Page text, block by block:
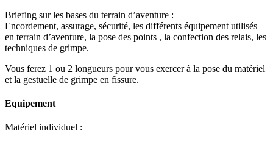
Briefing sur les bases du terrain d’aventure :
Encordement, assurage, sécurité, les différents équipement utilisés
en terrain d’aventure, la pose des points , la confection des relais, les
techniques de grimpe.
Vous ferez 1 ou 2 longueurs pour vous exercer à la pose du matériel
et la gestuelle de grimpe en fissure.
Equipement
Matériel individuel :